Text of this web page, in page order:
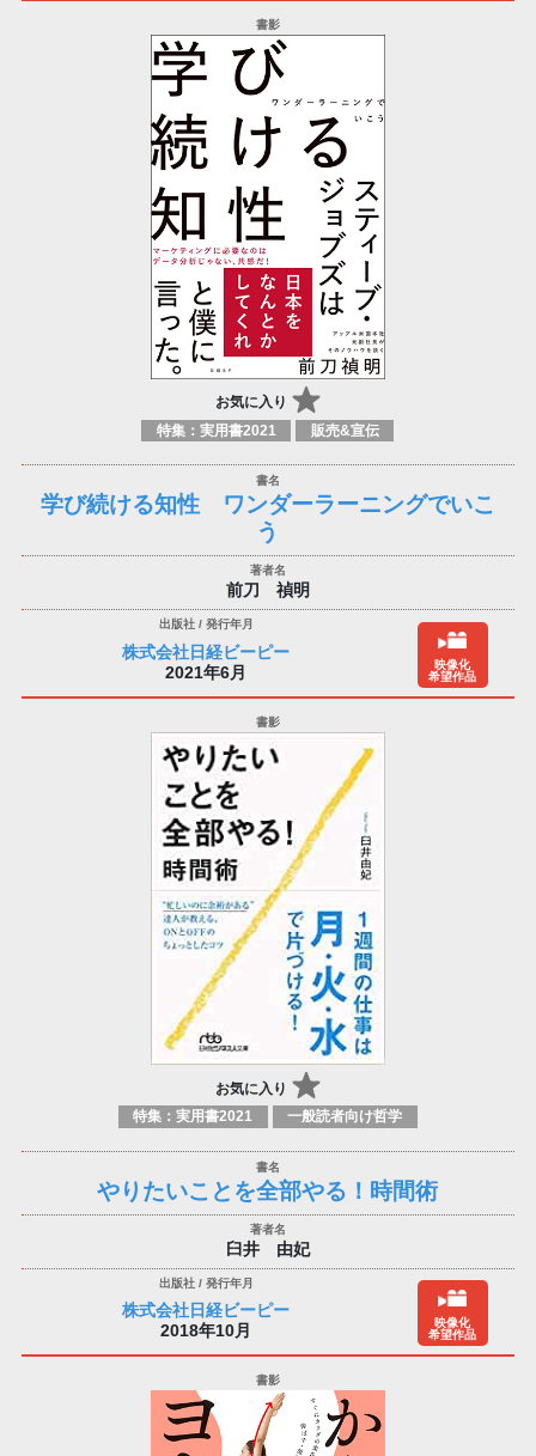
お気に入り
特集：実用書2021 販売&宣伝
学び続ける知性 ワンダーラーニングでいこ
う
前刀 禎明
株式会社日経ビーピー
2021年6月
映像化
希望作品
お気に入り
特集：実用書2021 一般読者向け哲学
やりたいことを全部やる！時間術
臼井 由妃
株式会社日経ビーピー
2018年10月
映像化
希望作品